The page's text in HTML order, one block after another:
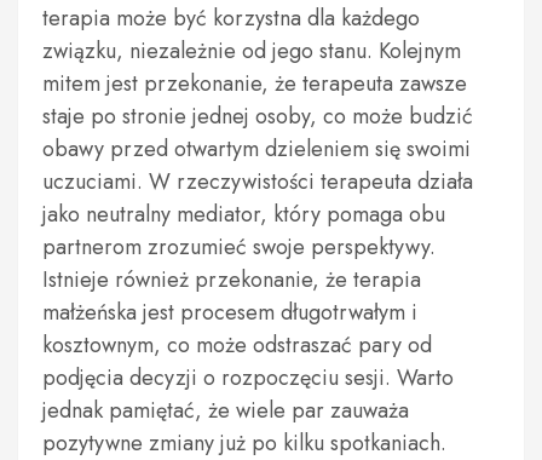
terapia może być korzystna dla każdego
związku, niezależnie od jego stanu. Kolejnym
mitem jest przekonanie, że terapeuta zawsze
staje po stronie jednej osoby, co może budzić
obawy przed otwartym dzieleniem się swoimi
uczuciami. W rzeczywistości terapeuta działa
jako neutralny mediator, który pomaga obu
partnerom zrozumieć swoje perspektywy.
Istnieje również przekonanie, że terapia
małżeńska jest procesem długotrwałym i
kosztownym, co może odstraszać pary od
podjęcia decyzji o rozpoczęciu sesji. Warto
jednak pamiętać, że wiele par zauważa
pozytywne zmiany już po kilku spotkaniach.